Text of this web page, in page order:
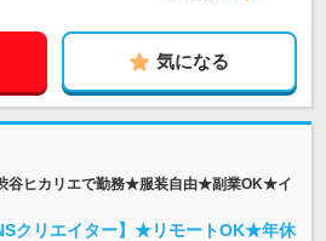
気になる
谷ヒカリエで勤務★服装自由★副業OK★イ
クリエイター】★リモートOK★年休